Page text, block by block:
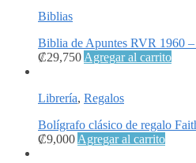
Biblias
Biblia de Apuntes RVR 1960
₡29,750 Agregar al carrito
Librería, Regalos
Bolígrafo clásico de regalo
₡9,000 Agregar al carrito